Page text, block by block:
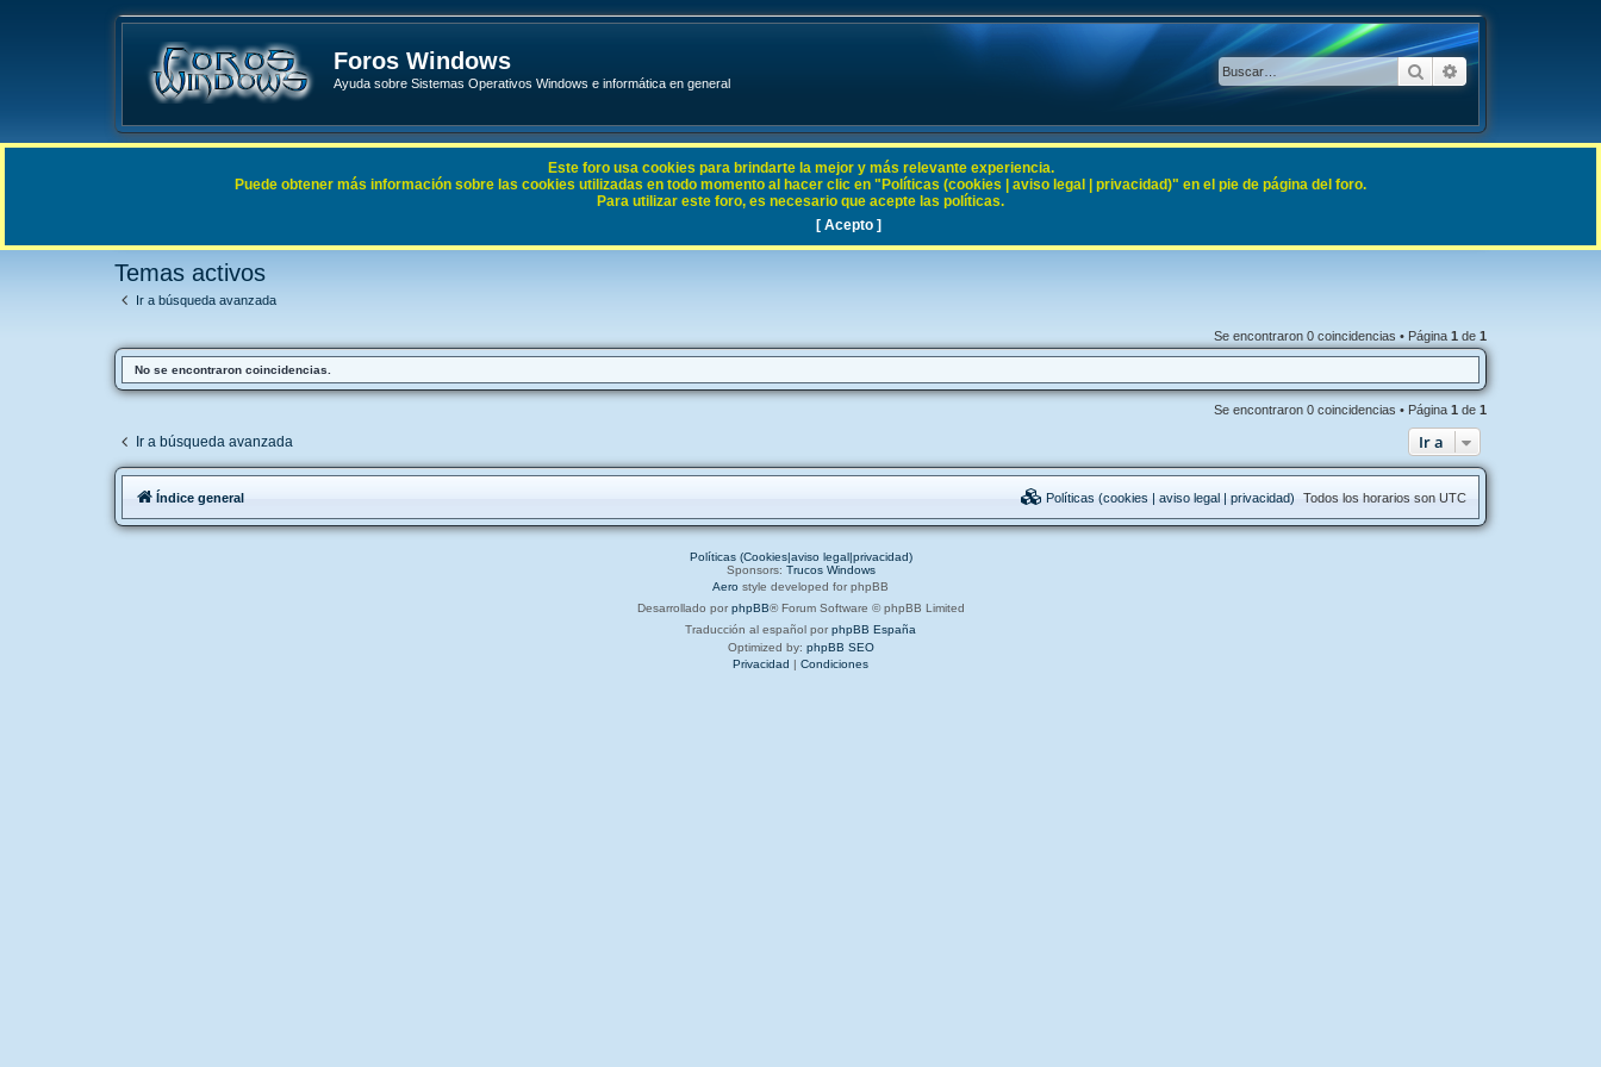
Foros Windows
Ayuda sobre Sistemas Operativos Windows e informática en general
BuscarBúsqueda
Enlaces rápidos FAQ
Temas activos
Ir a búsqueda avanzada
Se encontraron 0 coincidencias • Página 1 de 1
No se encontraron coincidencias.
Se encontraron 0 coincidencias • Página 1 de 1
Ir a búsqueda avanzada Ir a
Este foro usa cookies para brindarte la mejor y más relevante experiencia.
Puede obtener más información sobre las cookies utilizadas en todo momento al hacer clic en "Políticas (cookies | aviso legal | privacidad)" en el pie de página del foro.
Para utilizar este foro, es necesario que acepte las políticas.
[ Acepto ]
Índice general Todos los horarios son UTC
Políticas (cookies | aviso legal | privacidad)
Políticas (Cookies|aviso legal|privacidad)
Sponsors: Trucos Windows
Aero style developed for phpBB
Desarrollado por phpBB® Forum Software © phpBB Limited
Traducción al español por phpBB España
Optimized by: phpBB SEO
Privacidad | Condiciones